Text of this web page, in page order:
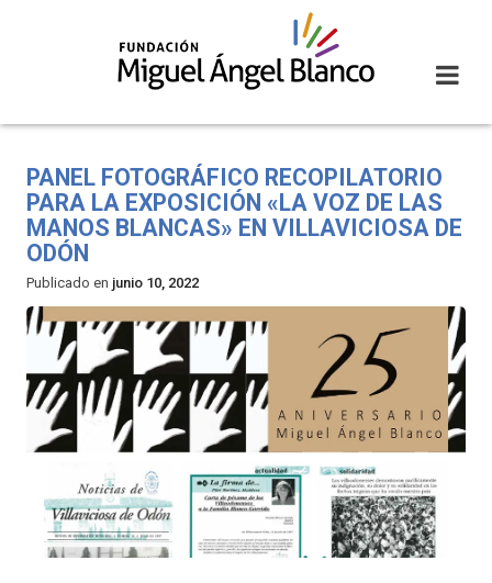
PANEL FOTOGRÁFICO RECOPILATORIO
PARA LA EXPOSICIÓN «LA VOZ DE LAS
MANOS BLANCAS» EN VILLAVICIOSA DE
ODÓN
Publicado en junio 10, 2022